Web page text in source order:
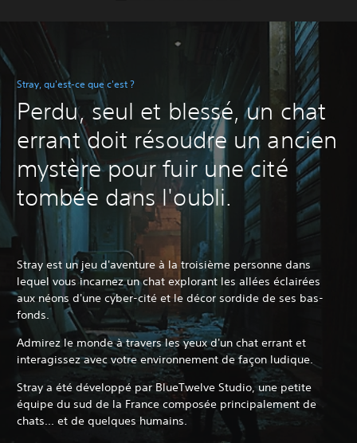
Stray, qu'est-ce que c'est ?
Perdu, seul et blessé, un chat
errant doit résoudre un ancien
mystère pour fuir une cité
tombée dans l'oubli.
Stray est un jeu d'aventure à la troisième personne dans
lequel vous incarnez un chat explorant les allées éclairées
aux néons d'une cyber-cité et le décor sordide de ses bas-
fonds.
Admirez le monde à travers les yeux d'un chat errant et
interagissez avec votre environnement de façon ludique.
Stray a été développé par BlueTwelve Studio, une petite
équipe du sud de la France composée principalement de
chats... et de quelques humains.